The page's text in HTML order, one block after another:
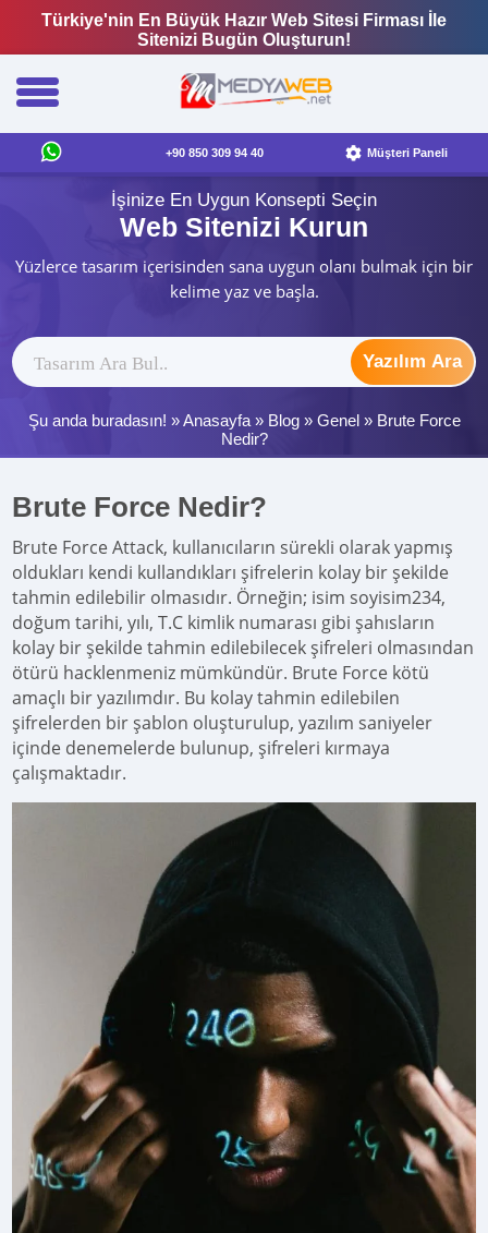
Türkiye'nin En Büyük Hazır Web Sitesi Firması İle
Sitenizi Bugün Oluşturun!
+90 850 309 94 40 Müşteri Paneli
İşinize En Uygun Konsepti Seçin
Web Sitenizi Kurun
Yüzlerce tasarım içerisinden sana uygun olanı bulmak için bir
kelime yaz ve başla.
Yazılım Ara
Şu anda buradasın! »Anasayfa» Blog» Genel» Brute Force
Nedir?
Brute Force Nedir?
Brute Force Attack, kullanıcıların sürekli olarak yapmış
oldukları kendi kullandıkları şifrelerin kolay bir şekilde
tahmin edilebilir olmasıdır. Örneğin; isim soyisim234,
doğum tarihi, yılı, T.C kimlik numarası gibi şahısların
kolay bir şekilde tahmin edilebilecek şifreleri olmasından
ötürü hacklenmeniz mümkündür. Brute Force kötü
amaçlı bir yazılımdır. Bu kolay tahmin edilebilen
şifrelerden bir şablon oluşturulup, yazılım saniyeler
içinde denemelerde bulunup, şifreleri kırmaya
çalışmaktadır.